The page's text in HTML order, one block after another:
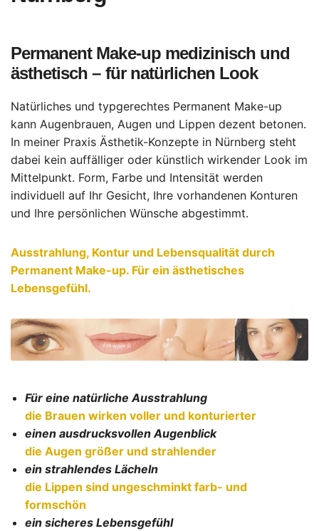
Permanent Make-up medizinisch und
ästhetisch – für natürlichen Look
Natürliches und typgerechtes Permanent Make-up
kann Augenbrauen, Augen und Lippen dezent betonen.
In meiner Praxis Ästhetik-Konzepte in Nürnberg steht
dabei kein auffälliger oder künstlich wirkender Look im
Mittelpunkt. Form, Farbe und Intensität werden
individuell auf Ihr Gesicht, Ihre vorhandenen Konturen
und Ihre persönlichen Wünsche abgestimmt.
Ausstrahlung, Kontur und Lebensqualität durch
Permanent Make-up. Für ein ästhetisches
Lebensgefühl.
Für eine natürliche Ausstrahlung
die Brauen wirken voller und konturierter
einen ausdrucksvollen Augenblick
die Augen größer und strahlender
ein strahlendes Lächeln
die Lippen sind ungeschminkt farb- und
formschön
ein sicheres Lebensgefühl